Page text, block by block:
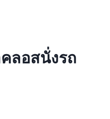
ลอสนั่งรถ